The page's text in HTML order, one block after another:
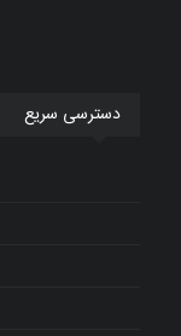
دسترسی سریع